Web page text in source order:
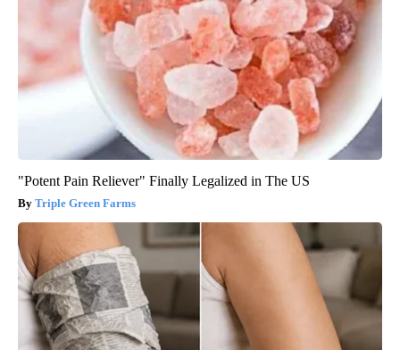
"Potent Pain Reliever" Finally Legalized in The US
Triple Green Farms